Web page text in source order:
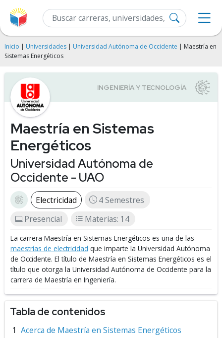
Inicio | Universidades | Universidad Autónoma de Occidente | Maestría en
Sistemas Energéticos
Maestría en Sistemas
Energéticos
Universidad Autónoma de
Occidente - UAO
Electricidad
4 Semestres
Presencial
Materias: 14
La carrera Maestría en Sistemas Energéticos es una de las
maestrías de electricidad que imparte la Universidad Autónoma
de Occidente. El título de Maestría en Sistemas Energéticos es el
título que otorga la Universidad Autónoma de Occidente para la
carrera de Maestría en Ingeniería.
Tabla de contenidos
Acerca de Maestría en Sistemas Energéticos